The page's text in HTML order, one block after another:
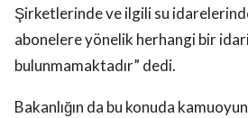
Şirketlerinde ve ilgili su
abonelere yönelik herhangi bir
bulunmamaktadır” dedi.
Bakanlığın da bu konuda